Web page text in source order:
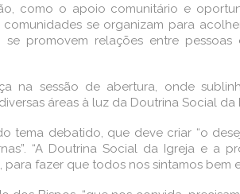
como o apoio comunitário e
se organizam para
promovem relações entre
na sessão de abertura, onde
áreas à luz da Doutrina Social da
tema debatido, que deve criar “o
“A Doutrina Social da Igreja e a
fazer que todos nos sintamos